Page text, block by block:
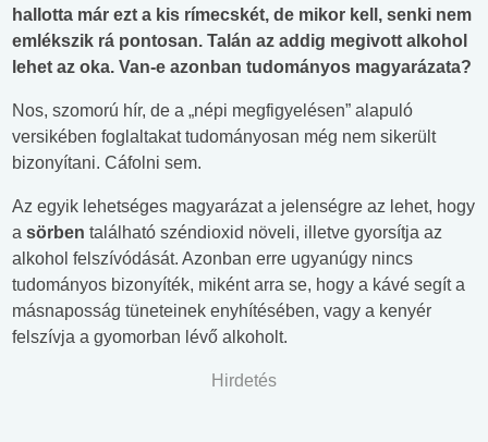
hallotta már ezt a kis rímecskét, de mikor kell, senki nem
emlékszik rá pontosan. Talán az addig megivott alkohol
lehet az oka. Van-e azonban tudományos magyarázata?
Nos, szomorú hír, de a „népi megfigyelésen” alapuló
versikében foglaltakat tudományosan még nem sikerült
bizonyítani. Cáfolni sem.
Az egyik lehetséges magyarázat a jelenségre az lehet, hogy
a sörben található széndioxid növeli, illetve gyorsítja az
alkohol felszívódását. Azonban erre ugyanúgy nincs
tudományos bizonyíték, miként arra se, hogy a kávé segít a
másnaposság tüneteinek enyhítésében, vagy a kenyér
felszívja a gyomorban lévő alkoholt.
Hirdetés